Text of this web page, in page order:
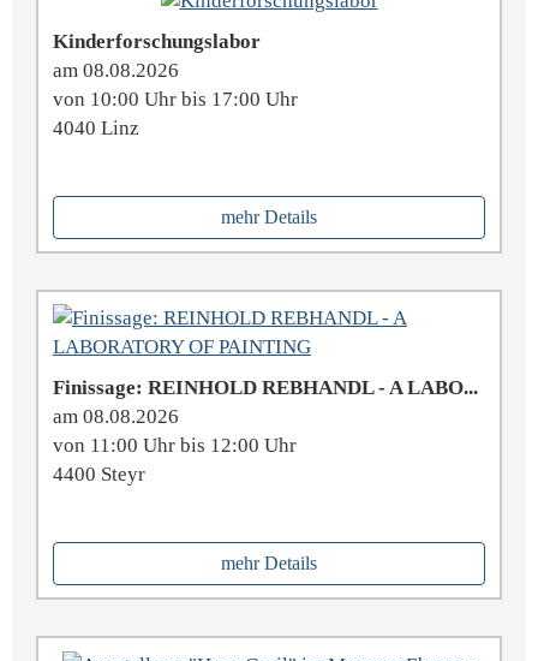
Kinderforschungslabor
am 08.08.2026
von 10:00 Uhr bis 17:00 Uhr
4040 Linz
mehr Details
Finissage: REINHOLD REBHANDL - A LABO...
am 08.08.2026
von 11:00 Uhr bis 12:00 Uhr
4400 Steyr
mehr Details